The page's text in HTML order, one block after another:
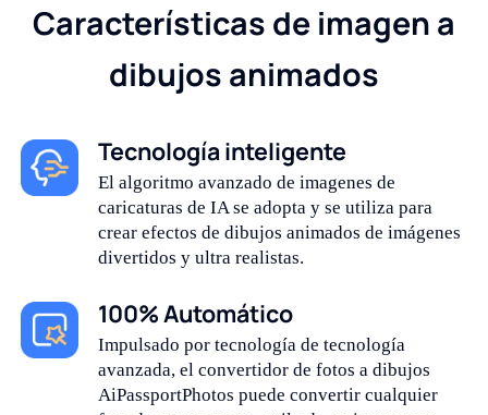
Características de imagen a
dibujos animados
Tecnología inteligente
El algoritmo avanzado de imagenes de
caricaturas de IA se adopta y se utiliza para
crear efectos de dibujos animados de imágenes
divertidos y ultra realistas.
100% Automático
Impulsado por tecnología de tecnología
avanzada, el convertidor de fotos a dibujos
AiPassportPhotos puede convertir cualquier